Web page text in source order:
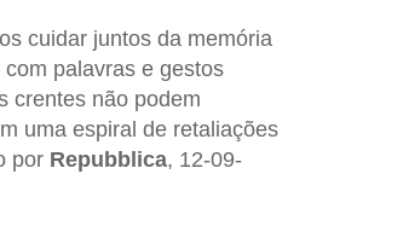
cuidar juntos da memória
palavras e gestos
crentes não podem
uma espiral de retaliações
por Repubblica, 12-09-